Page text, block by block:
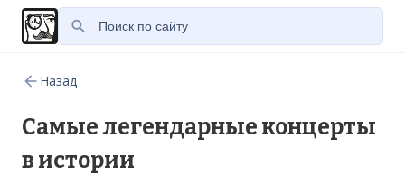
Назад
Самые легендарные концерты
в истории